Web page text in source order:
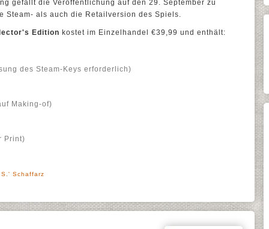
gefällt die Veröffentlichung auf den 29. September zu
Steam- als auch die Retailversion des Spiels.
Edition kostet im Einzelhandel €39,99 und enthält:
des Steam-Keys erforderlich)
Making-of)
Print)
S.' Schaffarz